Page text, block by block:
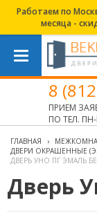
Работаем по
месяца -
8
ПРИЕМ
ПО ТЕЛ. ПН-
ГЛАВНАЯ ›
ДВЕРИ ОКРАШЕННЫЕ
ДВЕРЬ УНО ПГ ЭМАЛЬ
Дверь